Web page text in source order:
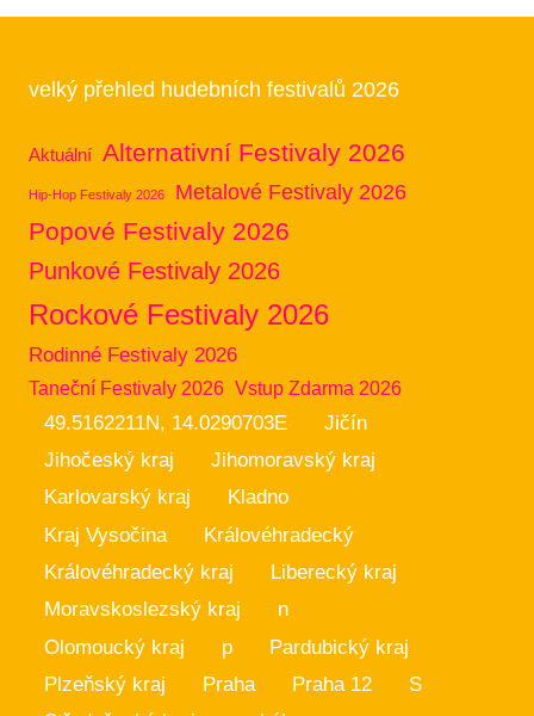
velký přehled hudebních festivalů 2026
Aktuální Alternativní Festivaly 2026
Hip-Hop Festivaly 2026 Metalové Festivaly 2026
Popové Festivaly 2026
Punkové Festivaly 2026
Rockové Festivaly 2026
Rodinné Festivaly 2026
Taneční Festivaly 2026 Vstup Zdarma 2026
49.5162211N, 14.0290703E
Jičín
Jihočeský kraj
Jihomoravský kraj
Karlovarský kraj
Kladno
Kraj Vysočina
Královéhradecký
Královéhradecký kraj
Liberecký kraj
Moravskoslezský kraj
n
Olomoucký kraj
p
Pardubický kraj
Plzeňský kraj
Praha Praha 12
S